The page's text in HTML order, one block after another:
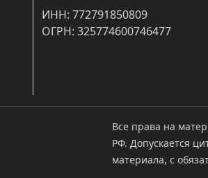
ИНН: 772791850809
ОГРН: 325774600746477
Все права на
РФ. Допускается
материала, с